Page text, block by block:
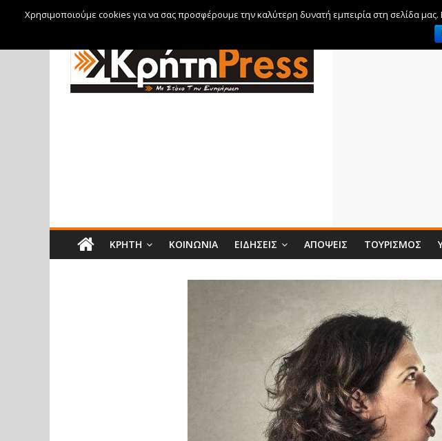
Πέμπτη, 6 Αυγούστου, 2026
ΚΡΉΤΗ ΚΟΙΝΩΝΊΑ ΕΙΔΉΣΕΙΣ ΑΠΌΨΕΙΣ ΤΟΥΡΙΣΜΌΣ
Χρησιμοποιούμε cookies για να σας προσφέρουμε την καλύτερη δυνατή εμπειρία στη σελίδα